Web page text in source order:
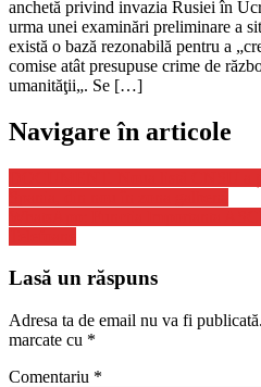
anchetă privind invazia Rusiei în
urma unei examinări preliminare a
există o bază rezonabilă pentru a
comise atât presupuse crime de
umanităţii„. Se […]
Navigare în articole
Lasă un răspuns
Adresa ta de email nu va fi publicată.
marcate cu *
Comentariu *